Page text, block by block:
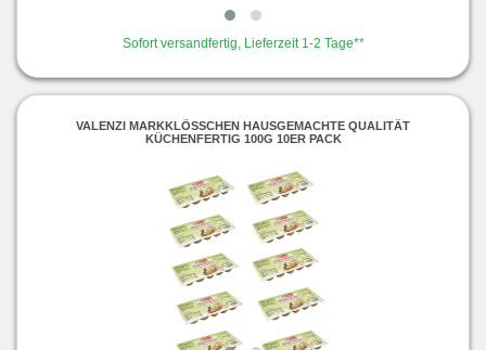
Sofort versandfertig, Lieferzeit 1-2 Tage**
VALENZI MARKKLÖSSCHEN HAUSGEMACHTE QUALITÄT K
ÜCHENFERTIG 100G 10ER PACK